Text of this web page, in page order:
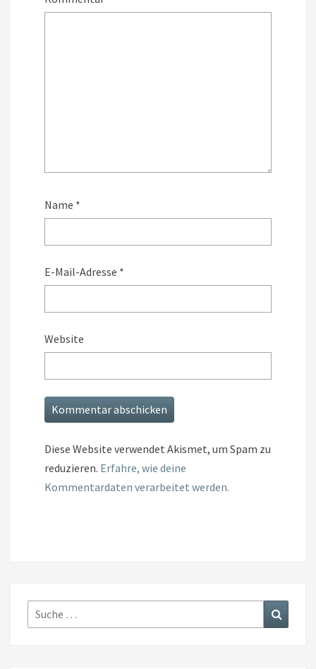
Name *
E-Mail-Adresse *
Website
Diese Website verwendet Akismet, um Spam zu
reduzieren. Erfahre, wie deine
Kommentardaten verarbeitet werden.
Suche
nach: